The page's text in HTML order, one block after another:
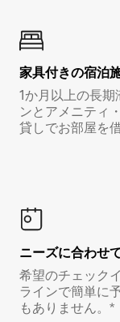
家具付き⁠の宿⁠泊⁠
1か月以上の長
ンとアメニティ
貸しでお部屋を
ニーズに合わせ
希望のチェック
ラインで簡単に
もありません。*